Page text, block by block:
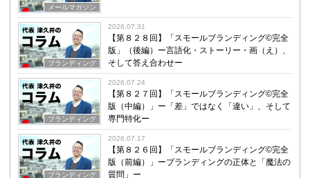
メールマガジン
ブランディング
2026.07.31
【第８２８回】「スモールブランディング©完全
版」（後編）ー言語化・ストーリー・画（え）、
そして答え合わせー
ブランディング
2026.07.24
【第８２７回】「スモールブランディング©完全
版（中編）」ー「差」ではなく「違い」、そして
専門特化ー
ブランディング
2026.07.17
【第８２６回】「スモールブランディング©完全
版（前編）」ーブランディングの正体と「魔法の
質問」ー